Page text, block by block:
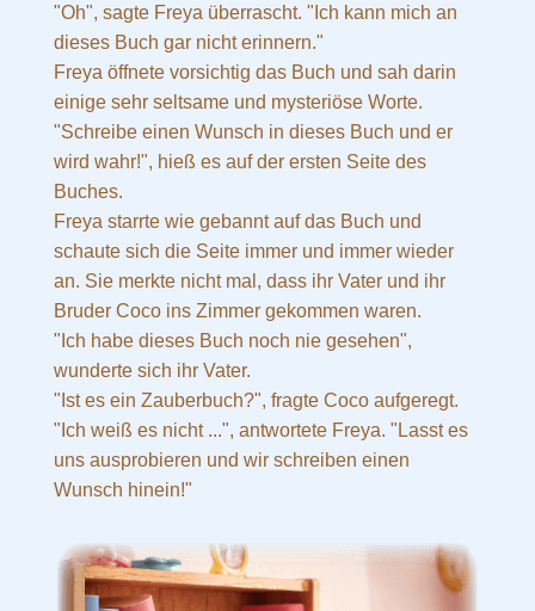
"Oh", sagte Freya überrascht. "Ich kann mich an
dieses Buch gar nicht erinnern."
Freya öffnete vorsichtig das Buch und sah darin
einige sehr seltsame und mysteriöse Worte.
"Schreibe einen Wunsch in dieses Buch und er
wird wahr!", hieß es auf der ersten Seite des
Buches.
Freya starrte wie gebannt auf das Buch und
schaute sich die Seite immer und immer wieder
an. Sie merkte nicht mal, dass ihr Vater und ihr
Bruder Coco ins Zimmer gekommen waren.
"Ich habe dieses Buch noch nie gesehen",
wunderte sich ihr Vater.
"Ist es ein Zauberbuch?", fragte Coco aufgeregt.
"Ich weiß es nicht ...", antwortete Freya. "Lasst es
uns ausprobieren und wir schreiben einen
Wunsch hinein!"